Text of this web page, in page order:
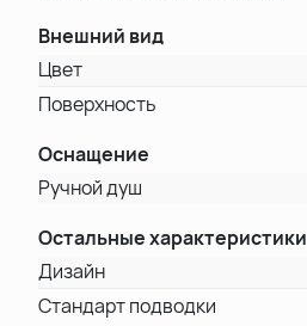
Внешний вид
Цвет
Поверхность
Оснащение
Ручной душ
Остальные характеристики
Дизайн
Стандарт подводки